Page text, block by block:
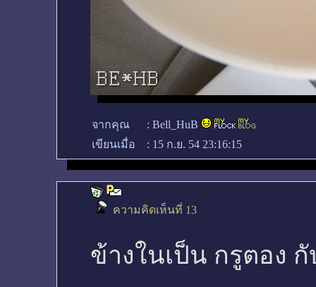
จากคุณ : Bell_HuB
เขียนเมื่อ
: 15 ก.ย. 54 23:16:15
ความคิดเห็นที่ 13
ข้างในเป็น กรูตอง